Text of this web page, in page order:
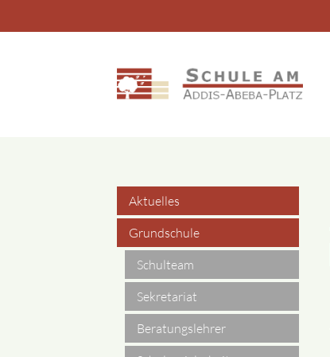
Navigation
überspringen
Aktuelles
Grundschule
Schulteam
Sekretariat
Beratungslehrer